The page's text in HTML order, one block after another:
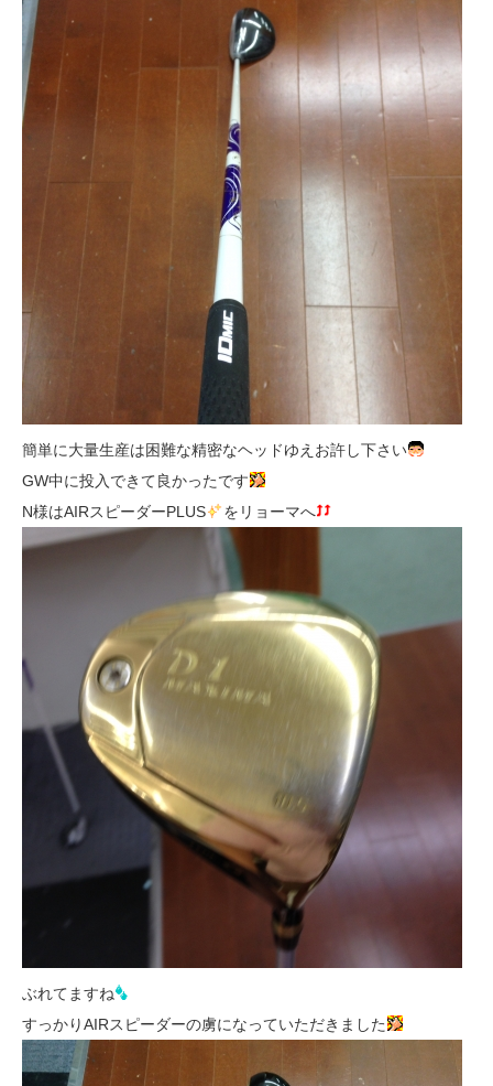
簡単に大量生産は困難な精密なヘッドゆえお許し下さい
GW中に投入できて良かったです
N様はAIRスピーダーPLUS
をリョーマへ
ぶれてますね
すっかりAIRスピーダーの虜になっていただきました